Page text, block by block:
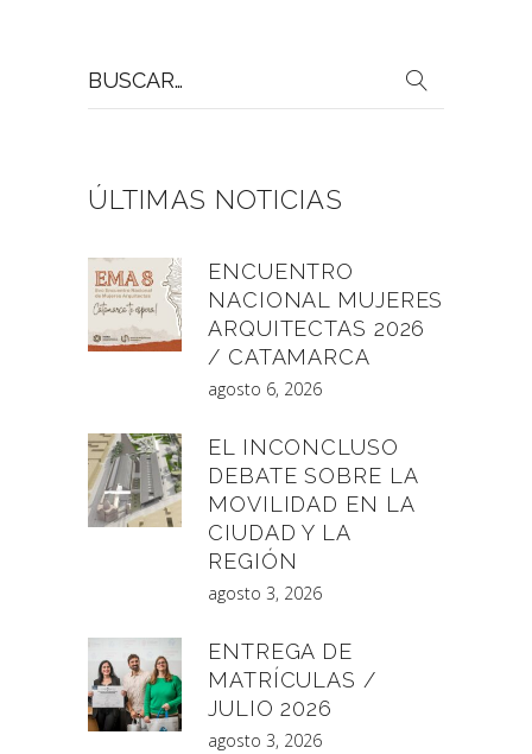
por:
ÚLTIMAS NOTICIAS
ENCUENTRO
NACIONAL MUJERES
ARQUITECTAS 2026
/ CATAMARCA
agosto 6, 2026
EL INCONCLUSO
DEBATE SOBRE LA
MOVILIDAD EN LA
CIUDAD Y LA
REGIÓN
agosto 3, 2026
ENTREGA DE
MATRÍCULAS /
JULIO 2026
agosto 3, 2026